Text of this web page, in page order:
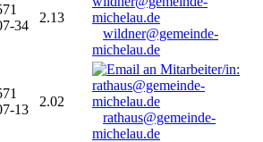
34
2.13
wildner@gemeinde-
michelau.de
13
2.02
rathaus@gemeinde-
michelau.de